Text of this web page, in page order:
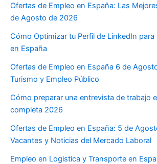
Ofertas de Empleo en España: Las
de Agosto de 2026
Cómo Optimizar tu Perfil de LinkedIn
en España
Ofertas de Empleo en España 6 de
Turismo y Empleo Público
Cómo preparar una entrevista de trabajo
completa 2026
Ofertas de Empleo en España: 5 de
Vacantes y Noticias del Mercado Laboral
Empleo en Logistica y Transporte en